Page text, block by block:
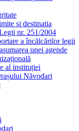
si destinatia
nr. 251/2004
a încălcărilor legii
unei agende
al instituției
Năvodari